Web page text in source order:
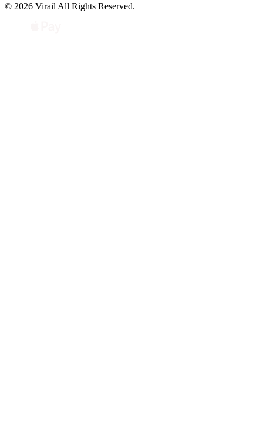
© 2026 Virail All Rights Reserved.